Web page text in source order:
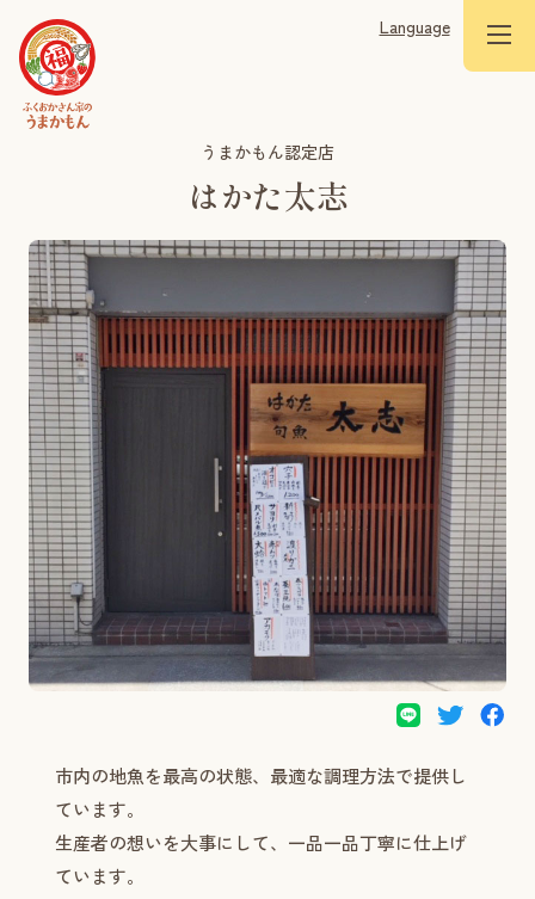
Language
うまかもん認定店
はかた太志
市内の地魚を最高の状態、最適な調理方法で提供し
ています。
生産者の想いを大事にして、一品一品丁寧に仕上げ
ています。